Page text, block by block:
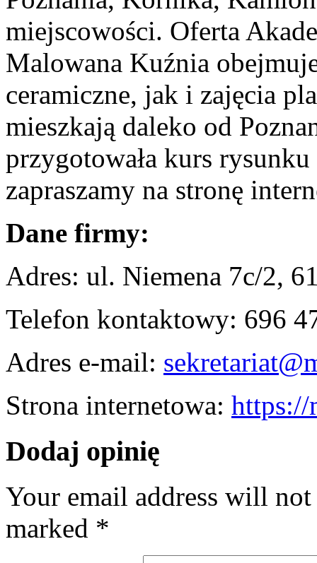
miejscowości. Oferta
Malowana Kuźnia
ceramiczne, jak i zajęcia
mieszkają daleko od
przygotowała kurs
zapraszamy na stronę
Dane firmy:
Adres: ul. Niemena 7c/2,
Telefon kontaktowy: 696
Adres e-mail:
Strona internetowa: https://
Dodaj opinię
Your email address will
marked *